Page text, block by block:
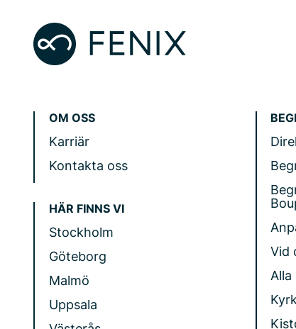
OM OSS
Karriär
Kontakta oss
HÄR FINNS VI
Stockholm
Göteborg
Malmö
Uppsala
Vid